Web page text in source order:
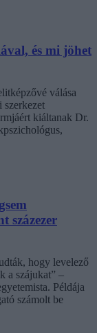
és mi jöhet
válása
szerkezet
kiáltanak Dr.
százezer
hogy levelező
a szájukat” –
Példája
számolt be